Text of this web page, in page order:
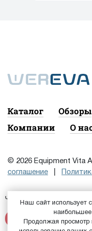
Каталог Обзоры
Компании
О
© 2026 Equipment Vita
соглашение
Чтобы подписаться на
Зарегистрируйтесь
Наш сайт использует
наибольшее
Продолжая